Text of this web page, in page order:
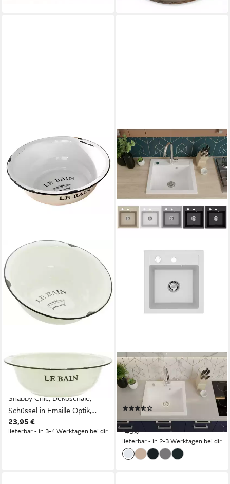
DEKOLEIDENSCHAFT
Waschschüssel "Le Bain" aus
Metall, Ø 34 cm, creme-weiß,
Shabby Chic, Dekoschale,
Schüssel in Emaille Optik,
Waschgefäß, Metallschüssel,
Dekoschüssel
23,95 €
lieferbar - in 3-4 Werktagen bei dir
FAIZEE MÖBEL
Granitspüle Graniteinbauspüle
für moderne und traditionelle
Küchen 49x21x52cm
79,90 € UVP 139,99 €
-43%
lieferbar - in 2-3 Werktagen bei dir